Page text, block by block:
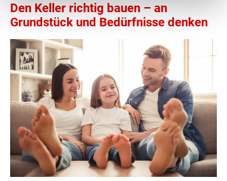
Den Keller richtig bauen – an
Grundstück und Bedürfnisse denken